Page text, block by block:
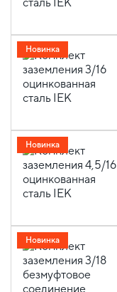
Новинка
Новинка
Новинка